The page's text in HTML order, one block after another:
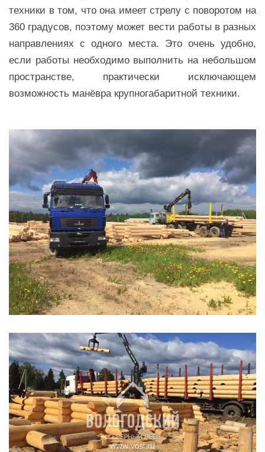
техники в том, что она имеет стрелу с поворотом на
360 градусов, поэтому может вести работы в разных
направлениях с одного места. Это очень удобно,
если работы необходимо выполнить на небольшом
пространстве, практически исключающем
возможность манёвра крупногабаритной техники.